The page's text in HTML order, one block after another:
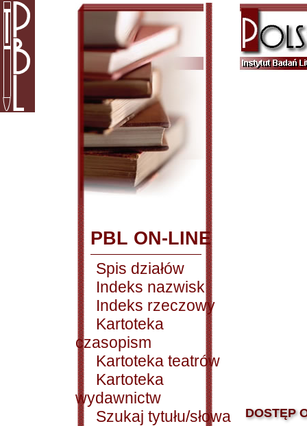
PBL ON-LINE
Spis działów
Indeks nazwisk
Indeks rzeczowy
Kartoteka
czasopism
Kartoteka teatrów
Kartoteka
wydawnictw
Szukaj tytułu/słowa
DOSTĘP